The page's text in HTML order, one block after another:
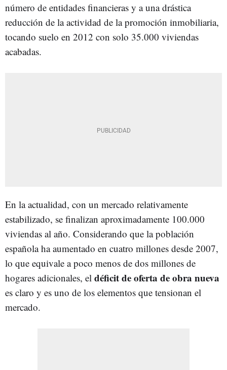
número de entidades financieras y a una drástica
reducción de la actividad de la promoción inmobiliaria,
tocando suelo en 2012 con solo 35.000 viviendas
acabadas.
En la actualidad, con un mercado relativamente
estabilizado, se finalizan aproximadamente 100.000
viviendas al año. Considerando que la población
española ha aumentado en cuatro millones desde 2007,
lo que equivale a poco menos de dos millones de
hogares adicionales, el déficit de oferta de obra nueva
es claro y es uno de los elementos que tensionan el
mercado.